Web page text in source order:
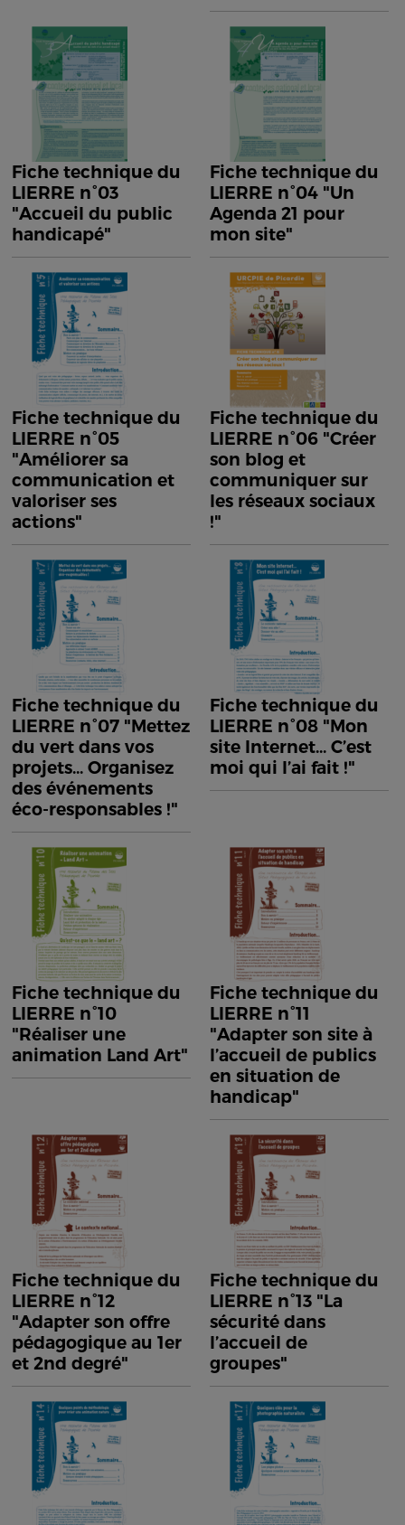
Fiche technique du
LIERRE n°03
"Accueil du public
handicapé"
Fiche technique du
LIERRE n°04 "Un
Agenda 21 pour
mon site"
Fiche technique du
LIERRE n°05
"Améliorer sa
communication et
valoriser ses
actions"
Fiche technique du
LIERRE n°06 "Créer
son blog et
communiquer sur
les réseaux sociaux
!"
Fiche technique du
LIERRE n°07 "Mettez
du vert dans vos
projets... Organisez
des événements
éco-responsables !"
Fiche technique du
LIERRE n°08 "Mon
site Internet... C’est
moi qui l’ai fait !"
Fiche technique du
LIERRE n°10
"Réaliser une
animation Land Art"
Fiche technique du
LIERRE n°11
"Adapter son site à
l’accueil de publics
en situation de
handicap"
Fiche technique du
LIERRE n°12
"Adapter son offre
pédagogique au 1er
et 2nd degré"
Fiche technique du
LIERRE n°13 "La
sécurité dans
l’accueil de
groupes"